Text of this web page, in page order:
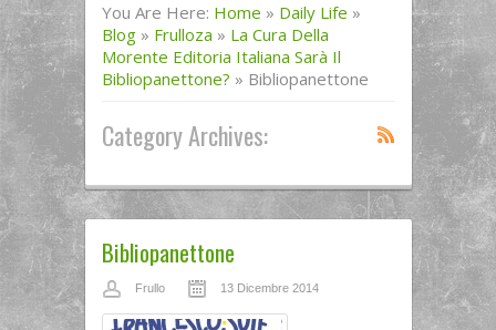
You Are Here: Home » Daily Life »
Blog » Frulloza » La Cura Della
Morente Editoria Italiana Sarà Il
Bibliopanettone? » Bibliopanettone
Category Archives:
Bibliopanettone
Frullo 13 Dicembre 2014